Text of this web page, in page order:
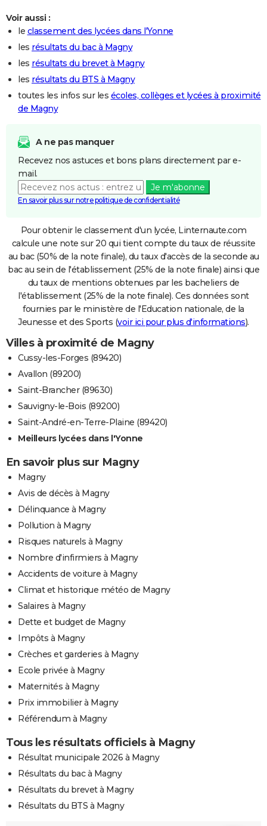
Voir aussi :
le classement des lycées dans l'Yonne
les résultats du bac à Magny
les résultats du brevet à Magny
les résultats du BTS à Magny
toutes les infos sur les écoles, collèges et lycées à proximité
de Magny
A ne pas manquer
Recevez nos astuces et bons plans directement par e-
mail.
Je m'abonne
En savoir plus sur notre politique de confidentialité
Pour obtenir le classement d'un lycée, Linternaute.com
calcule une note sur 20 qui tient compte du taux de réussite
au bac (50% de la note finale), du taux d'accès de la seconde au
bac au sein de l'établissement (25% de la note finale) ainsi que
du taux de mentions obtenues par les bacheliers de
l'établissement (25% de la note finale). Ces données sont
fournies par le ministère de l'Education nationale, de la
Jeunesse et des Sports (voir ici pour plus d'informations).
Villes à proximité de Magny
Cussy-les-Forges (89420)
Avallon (89200)
Saint-Brancher (89630)
Sauvigny-le-Bois (89200)
Saint-André-en-Terre-Plaine (89420)
Meilleurs lycées dans l'Yonne
En savoir plus sur Magny
Magny
Avis de décès à Magny
Délinquance à Magny
Pollution à Magny
Risques naturels à Magny
Nombre d'infirmiers à Magny
Accidents de voiture à Magny
Climat et historique météo de Magny
Salaires à Magny
Dette et budget de Magny
Impôts à Magny
Crèches et garderies à Magny
Ecole privée à Magny
Maternités à Magny
Prix immobilier à Magny
Référendum à Magny
Tous les résultats officiels à Magny
Résultat municipale 2026 à Magny
Résultats du bac à Magny
Résultats du brevet à Magny
Résultats du BTS à Magny